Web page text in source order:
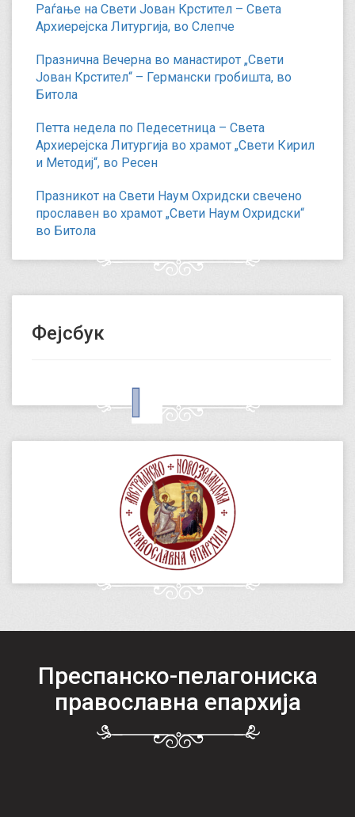
Раѓање на Свети Јован Крстител – Света
Архиерејска Литургија, во Слепче
Празнична Вечерна во манастирот „Свети
Јован Крстител“ – Германски гробишта, во
Битола
Петта недела по Педесетница – Света
Архиерејска Литургија во храмот „Свети Кирил
и Методиј“, во Ресен
Празникот на Свети Наум Охридски свечено
прославен во храмот „Свети Наум Охридски“
во Битола
Фејсбук
Преспанско-пелагониска
православна епархија